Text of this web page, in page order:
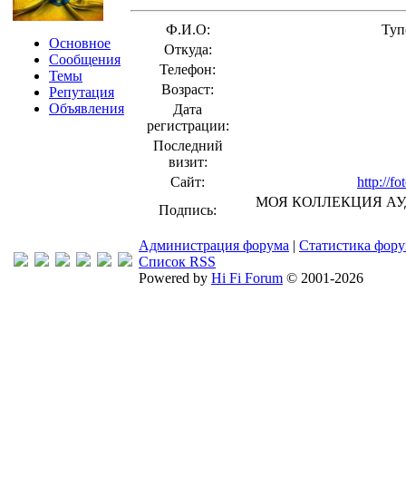
Основное
Сообщения
Темы
Репутация
Объявления
Ф.И.О:
Откуда:
Телефон:
Возраст:
Дата
регистрации:
Последний
визит:
Сайт:
http://
Подпись:
МОЯ КОЛЛЕКЦИЯ
Администрация форума | Статистика
Список RSS
Powered by Hi Fi Forum © 2001-2026